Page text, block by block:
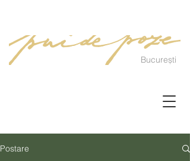
București
Postare